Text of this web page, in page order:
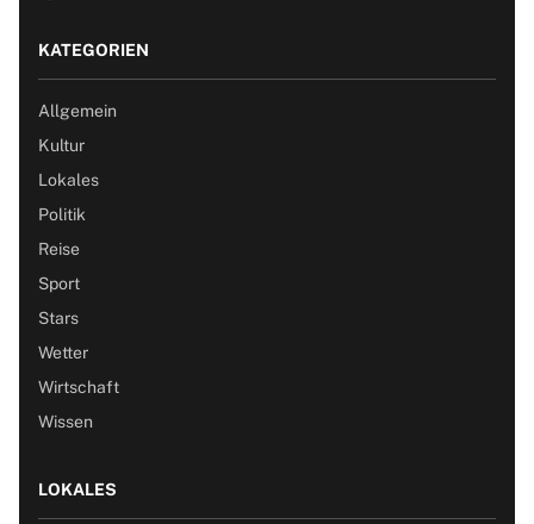
KATEGORIEN
Allgemein
Kultur
Lokales
Politik
Reise
Sport
Stars
Wetter
Wirtschaft
Wissen
LOKALES